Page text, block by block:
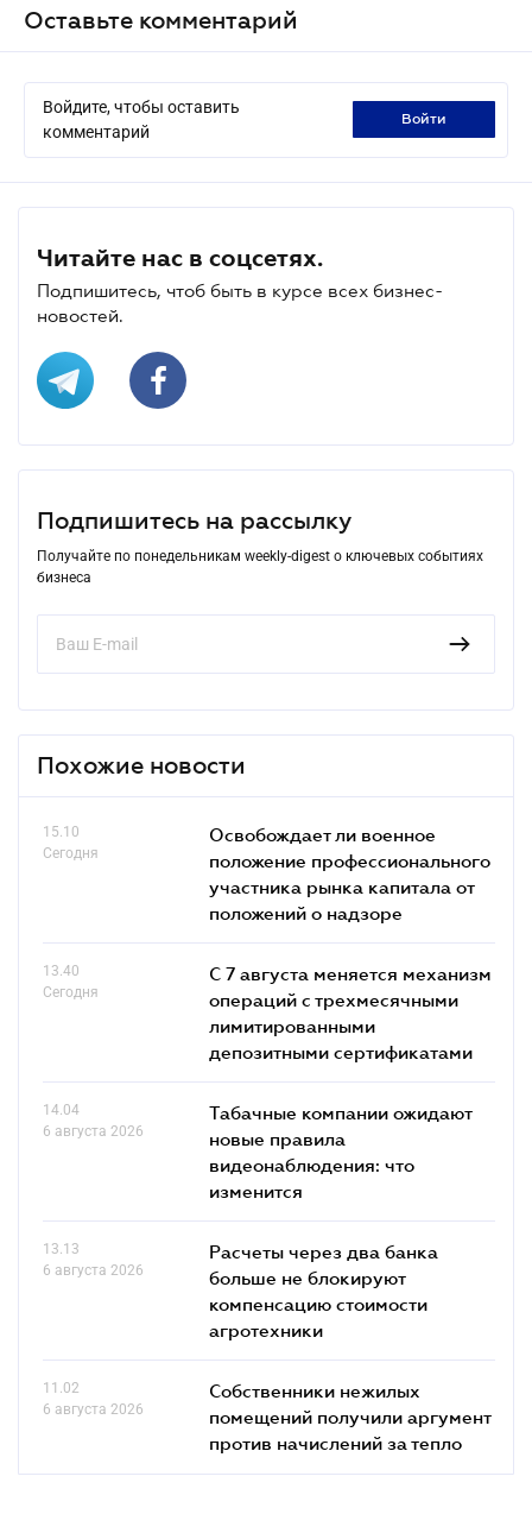
Оставьте комментарий
Войдите, чтобы оставить
комментарий
войти
Читайте нас в соцсетях.
Подпишитесь, чтоб быть в курсе всех бизнес-
новостей.
Подпишитесь на рассылку
Получайте по понедельникам weekly-digest о ключевых событиях
бизнеса
Похожие новости
15.10
Сегодня
Освобождает ли военное
положение профессионального
участника рынка капитала от
положений о надзоре
13.40
Сегодня
С 7 августа меняется механизм
операций с трехмесячными
лимитированными
депозитными сертификатами
14.04
6 августа 2026
Табачные компании ожидают
новые правила
видеонаблюдения: что
изменится
13.13
6 августа 2026
Расчеты через два банка
больше не блокируют
компенсацию стоимости
агротехники
11.02
6 августа 2026
Собственники нежилых
помещений получили аргумент
против начислений за тепло